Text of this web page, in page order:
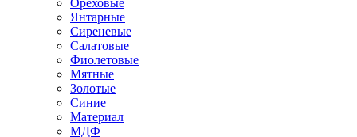
Ореховые
Янтарные
Сиреневые
Салатовые
Фиолетовые
Мятные
Золотые
Синие
Материал
МДФ